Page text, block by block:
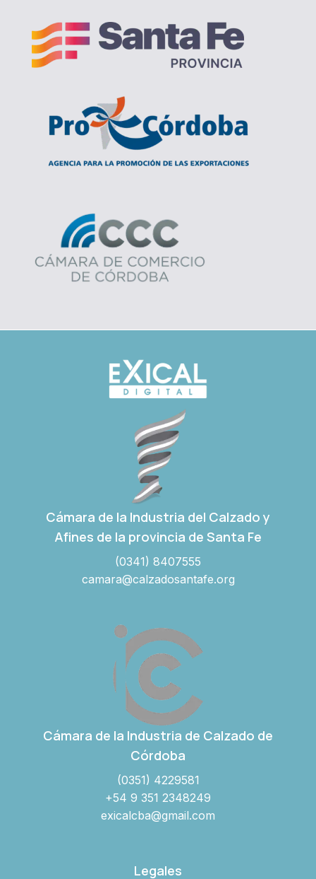
Cámara de la Industria del Calzado y
Afines de la provincia de Santa Fe
(0341) 8407555
camara@calzadosantafe.org
Cámara de la Industria de Calzado de
Córdoba
(0351) 4229581
+54 9 351 2348249
exicalcba@gmail.com
Legales